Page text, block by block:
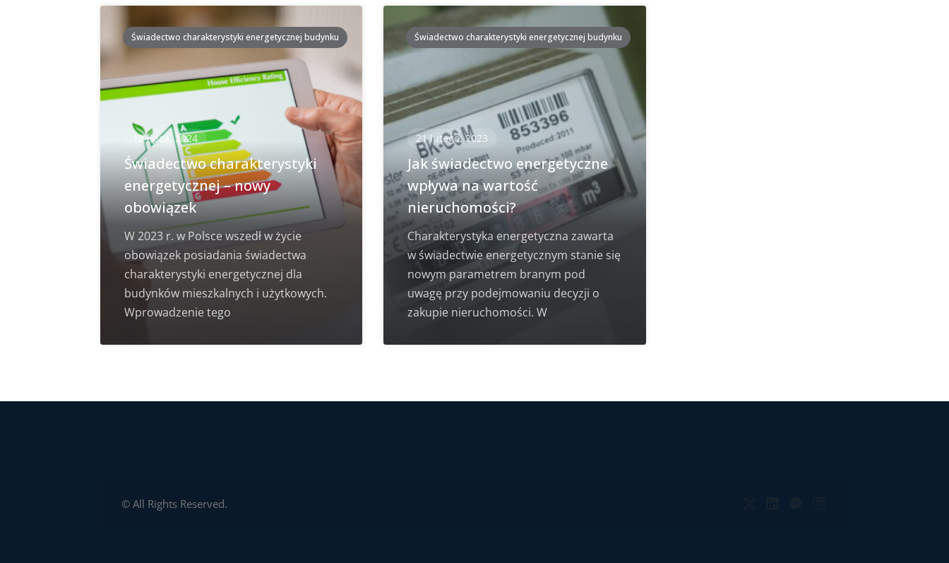
Świadectwo charakterystyki energetycznej budynku
12 lipca, 2024
Świadectwo charakterystyki
energetycznej – nowy
obowiązek
W 2023 r. w Polsce wszedł w życie
obowiązek posiadania świadectwa
charakterystyki energetycznej dla
budynków mieszkalnych i użytkowych.
Wprowadzenie tego
Świadectwo charakterystyki energetycznej budynku
21 lutego, 2023
Jak świadectwo energetyczne
wpływa na wartość
nieruchomości?
Charakterystyka energetyczna zawarta
w świadectwie energetycznym stanie się
nowym parametrem branym pod
uwagę przy podejmowaniu decyzji o
zakupie nieruchomości. W
© All Rights Reserved.